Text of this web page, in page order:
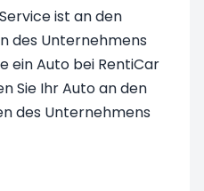
ist an den
des Unternehmens
ein Auto bei RentiCar
Sie Ihr Auto an den
des Unternehmens